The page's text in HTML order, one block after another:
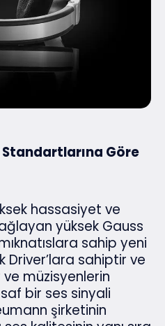
Standartlarına Göre
hassasiyet ve
yüksek Gauss
sahip yeni
Driver’lara sahiptir ve
müzisyenlerin
bir ses sinyali
şirketinin